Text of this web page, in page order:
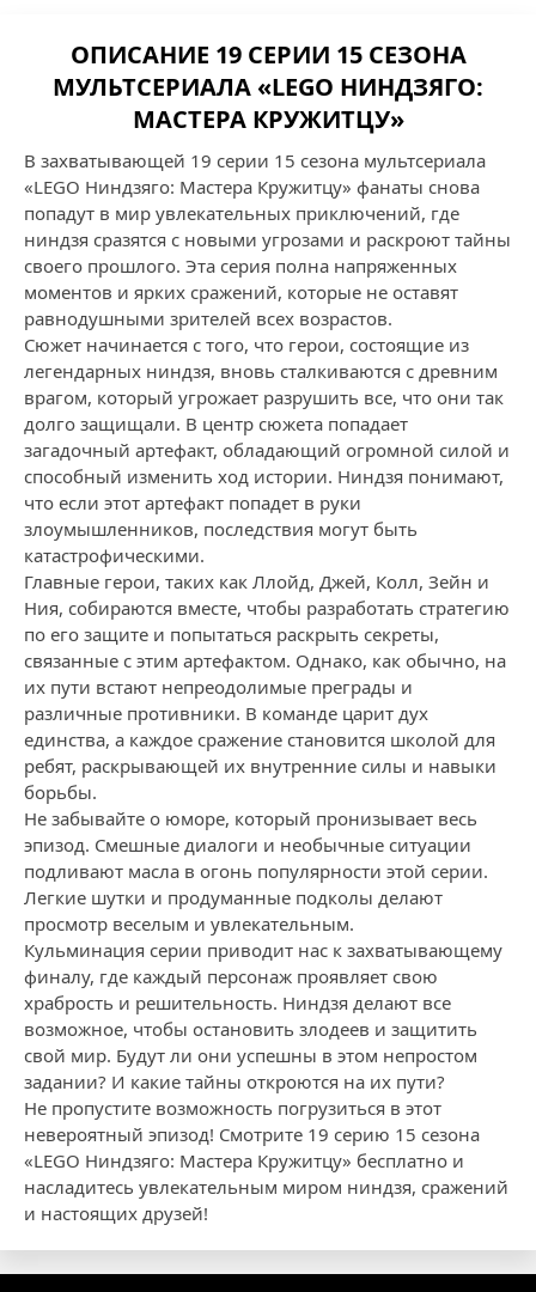
ОПИСАНИЕ 19 СЕРИИ 15 СЕЗОНА
МУЛЬТСЕРИАЛА «LEGO НИНДЗЯГО:
МАСТЕРА КРУЖИТЦУ»
В захватывающей 19 серии 15 сезона мультсериала
«LEGO Ниндзяго: Мастера Кружитцу» фанаты снова
попадут в мир увлекательных приключений, где
ниндзя сразятся с новыми угрозами и раскроют тайны
своего прошлого. Эта серия полна напряженных
моментов и ярких сражений, которые не оставят
равнодушными зрителей всех возрастов.
Сюжет начинается с того, что герои, состоящие из
легендарных ниндзя, вновь сталкиваются с древним
врагом, который угрожает разрушить все, что они так
долго защищали. В центр сюжета попадает
загадочный артефакт, обладающий огромной силой и
способный изменить ход истории. Ниндзя понимают,
что если этот артефакт попадет в руки
злоумышленников, последствия могут быть
катастрофическими.
Главные герои, таких как Ллойд, Джей, Колл, Зейн и
Ния, собираются вместе, чтобы разработать стратегию
по его защите и попытаться раскрыть секреты,
связанные с этим артефактом. Однако, как обычно, на
их пути встают непреодолимые преграды и
различные противники. В команде царит дух
единства, а каждое сражение становится школой для
ребят, раскрывающей их внутренние силы и навыки
борьбы.
Не забывайте о юморе, который пронизывает весь
эпизод. Смешные диалоги и необычные ситуации
подливают масла в огонь популярности этой серии.
Легкие шутки и продуманные подколы делают
просмотр веселым и увлекательным.
Кульминация серии приводит нас к захватывающему
финалу, где каждый персонаж проявляет свою
храбрость и решительность. Ниндзя делают все
возможное, чтобы остановить злодеев и защитить
свой мир. Будут ли они успешны в этом непростом
задании? И какие тайны откроются на их пути?
Не пропустите возможность погрузиться в этот
невероятный эпизод! Смотрите 19 серию 15 сезона
«LEGO Ниндзяго: Мастера Кружитцу» бесплатно и
насладитесь увлекательным миром ниндзя, сражений
и настоящих друзей!